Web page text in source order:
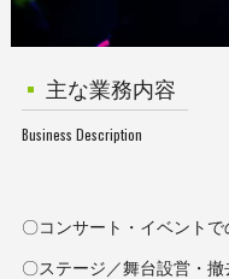
主な業務内容
Business Description
〇コンサート・イベント
〇ステージ／舞台設営・撤